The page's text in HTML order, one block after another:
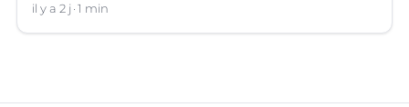
il y a 2 j 1 min